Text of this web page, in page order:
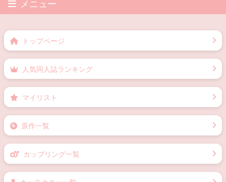
メニュー
トップページ
人気同人誌ランキング
マイリスト